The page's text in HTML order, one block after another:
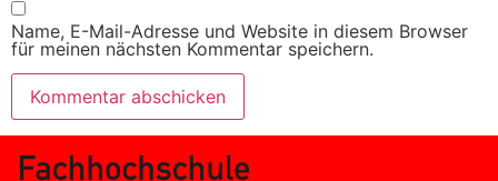
Name, E-Mail-Adresse und Website in diesem Browser
für meinen nächsten Kommentar speichern.